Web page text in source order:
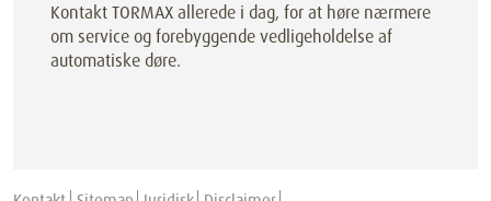
Kontakt TORMAX allerede i dag, for at høre nærmere
om service og forebyggende vedligeholdelse af
automatiske døre.